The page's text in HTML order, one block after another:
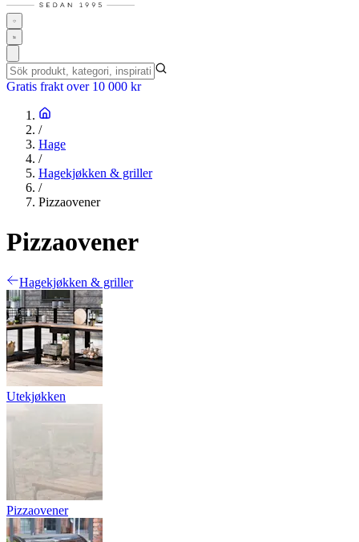
Gratis frakt over 10 000 kr
/
Hage
/
Hagekjøkken & griller
/
Pizzaovener
Pizzaovener
Hagekjøkken & griller
Utekjøkken
Pizzaovener